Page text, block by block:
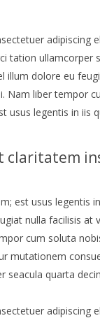
adipiscing
tation
illum dolore eu
Nam liber tempor
usus legentis in iis
claritatem
est usus legentis
nulla facilisis
cum soluta
mutationem
quarta
adipiscing